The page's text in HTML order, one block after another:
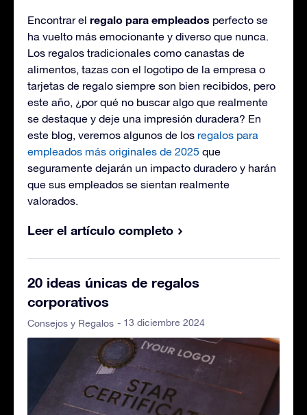
Encontrar el regalo para empleados perfecto se
ha vuelto más emocionante y diverso que nunca.
Los regalos tradicionales como canastas de
alimentos, tazas con el logotipo de la empresa o
tarjetas de regalo siempre son bien recibidos, pero
este año, ¿por qué no buscar algo que realmente
se destaque y deje una impresión duradera? En
este blog, veremos algunos de los regalos para
empleados más originales de 2025 que
seguramente dejarán un impacto duradero y harán
que sus empleados se sientan realmente
valorados.
Leer el artículo completo
20 ideas únicas de regalos
corporativos
Consejos y Regalos - 13 diciembre 2024